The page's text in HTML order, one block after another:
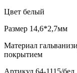
Цвет белый
Размер 14,6*2,7мм
Материал
покрытием